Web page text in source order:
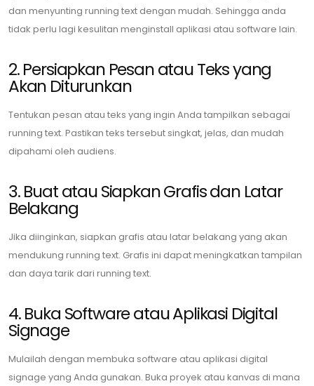
dan menyunting running text dengan mudah. Sehingga anda
tidak perlu lagi kesulitan menginstall aplikasi atau software lain.
2. Persiapkan Pesan atau Teks yang
Akan Diturunkan
Tentukan pesan atau teks yang ingin Anda tampilkan sebagai
running text. Pastikan teks tersebut singkat, jelas, dan mudah
dipahami oleh audiens.
3. Buat atau Siapkan Grafis dan Latar
Belakang
Jika diinginkan, siapkan grafis atau latar belakang yang akan
mendukung running text. Grafis ini dapat meningkatkan tampilan
dan daya tarik dari running text.
4. Buka Software atau Aplikasi Digital
Signage
Mulailah dengan membuka software atau aplikasi digital
signage yang Anda gunakan. Buka proyek atau kanvas di mana